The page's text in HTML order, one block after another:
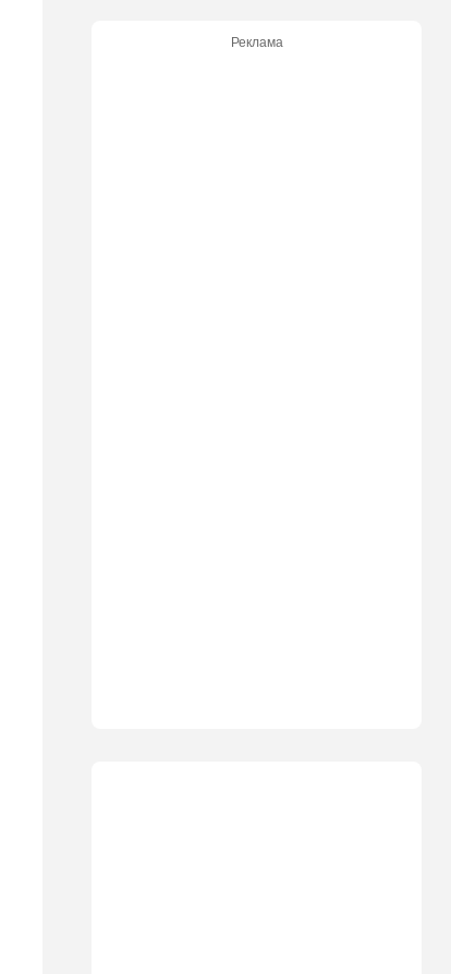
На маленьком плоту: отдых
Реклама